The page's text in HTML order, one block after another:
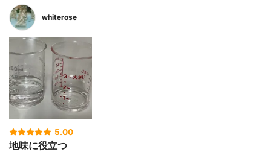
whiterose
5.00
地味に役立つ